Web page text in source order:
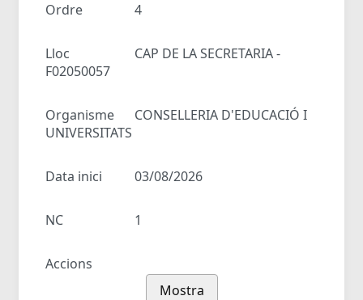
Ordre 4
Lloc
CAP DE LA SECRETARIA -
F02050057
Organisme
CONSELLERIA D'EDUCACIÓ I
UNIVERSITATS
Data inici 03/08/2026
NC 1
Accions
Mostra